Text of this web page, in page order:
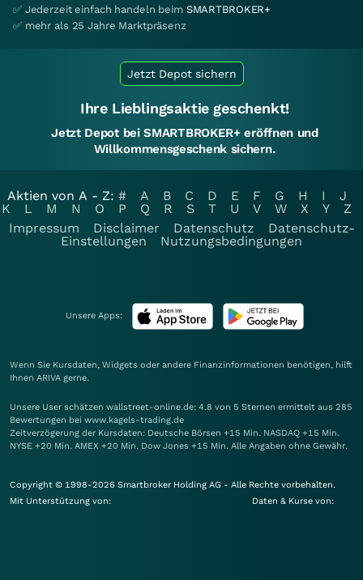
✅ Jederzeit einfach handeln beim SMARTBROKER+
✅ mehr als 25 Jahre Marktpräsenz
Jetzt Depot sichern
Ihre Lieblingsaktie geschenkt!
Jetzt Depot bei SMARTBROKER+ eröffnen und
Willkommensgeschenk sichern.
Aktien von A - Z: # A B C D E F G H I
J
K
L M N O P Q R S T U V W X Y
Z
Impressum
Disclaimer Datenschutz
Datenschutz-
Einstellungen
Nutzungsbedingungen
Unsere Apps:
Wenn Sie Kursdaten, Widgets oder andere Finanzinformationen benötigen, hilft
Ihnen ARIVA gerne.
Unsere User schätzen wallstreet-online.de: 4.8 von 5 Sternen ermittelt aus 285
Bewertungen bei www.kagels-trading.de
Zeitverzögerung der Kursdaten: Deutsche Börsen +15 Min. NASDAQ +15 Min.
NYSE +20 Min. AMEX +20 Min. Dow Jones +15 Min. Alle Angaben ohne Gewähr.
Copyright © 1998-2026 Smartbroker Holding AG - Alle Rechte vorbehalten.
Mit Unterstützung von:
Daten & Kurse von: